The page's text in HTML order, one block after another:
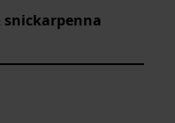
snickarpenna